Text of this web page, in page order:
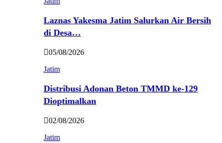
Laznas Yakesma Jatim Salurkan Air Bersih
di Desa…
05/08/2026
Jatim
Distribusi Adonan Beton TMMD ke-129
Dioptimalkan
02/08/2026
Jatim